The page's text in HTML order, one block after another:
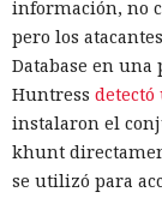
servidor,
favor de los
renderizado
sin cambiar el
Entre otras
para reducir el
información, no
pero los
Database en una
Huntress detectó
instalaron el
khunt
se utilizó para